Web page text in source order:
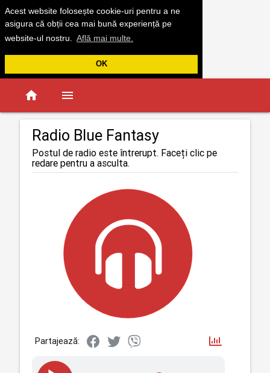
Acest website folosește cookie-uri pentru a ne
asigura că obții cea mai bună experiență pe
website-ul nostru.
Află mai multe.
OK
home menu
Radio Blue Fantasy
Postul de radio este întrerupt. Faceți clic pe
redare pentru a asculta.
Partajează: